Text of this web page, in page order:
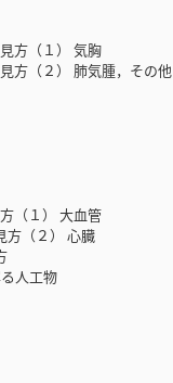
方（１） 気胸
方（２） 肺気腫，その他
（１） 大血管
方（２） 心臓
人工物